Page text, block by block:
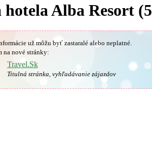
hotela Alba Resort
už môžu byť zastaralé alebo neplatné.
na nové stránky:
Travel.Sk
Titulná stránka, vyhľadávanie zájazdov